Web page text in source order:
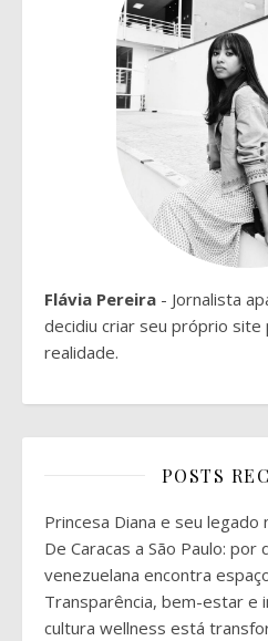
Flávia Pereira - Jornalista
decidiu criar seu próprio
realidade.
POSTS
Princesa Diana e seu legado
De Caracas a São Paulo: por
venezuelana encontra
Transparência, bem-estar e
cultura wellness está